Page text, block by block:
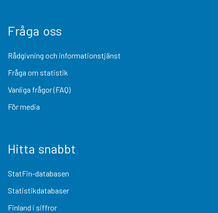
Fråga oss
Rådgivning och informationstjänst
Fråga om statistik
Vanliga frågor (FAQ)
För media
Hitta snabbt
StatFin-databasen
Statistikdatabaser
Finland i siffror